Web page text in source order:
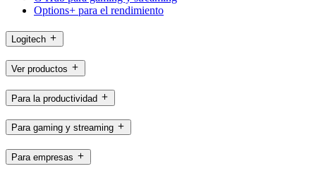
Options+ para el rendimiento
Logitech
Ver productos
Para la productividad
Para gaming y streaming
Para empresas